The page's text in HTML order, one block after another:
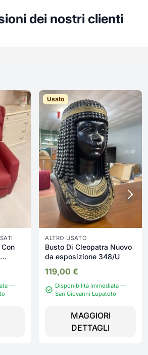
dei nostri clienti
—
Usato
ALTRO USATO
Busto Di Cleopatra Nuovo
da esposizione 348/U
119,00 €
Disponibilità immediata —
San Giovanni Lupatoto
MAGGIORI
DETTAGLI